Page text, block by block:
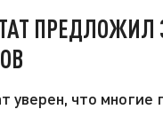
уверен, что